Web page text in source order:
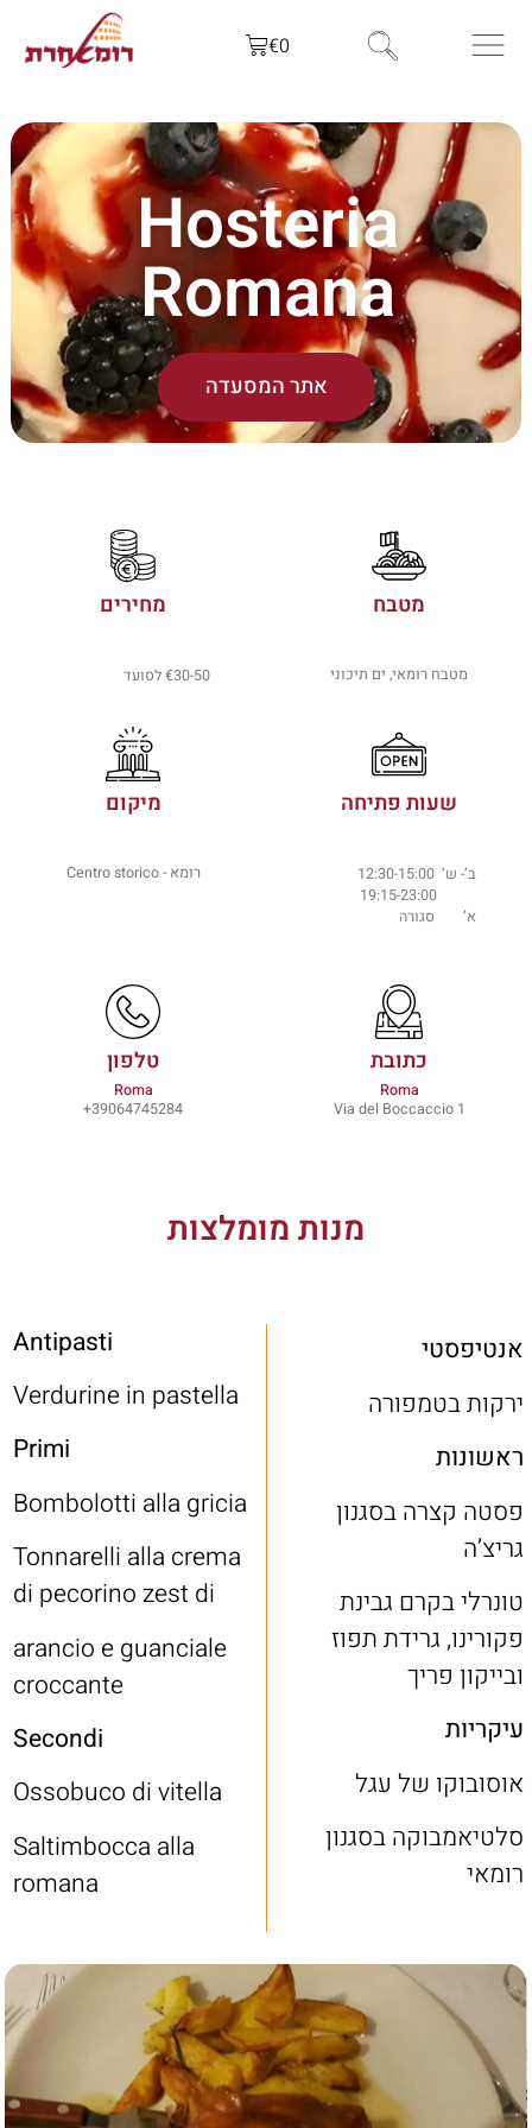
€0
Hosteria
Romana
אתר המסעדה
מטבח מחירים
מטבח רומאי, ים תיכוני €30-50 לסועד
שעות פתיחה מיקום
ב’- ש’ 12:30-15:00
א’ סגורה
רומא - Centro storico
כתובת
Roma
Via del Boccaccio 1
טלפון
Roma
39064745284+
מנות מומלצות
אנטיפסטי
ירקות בטמפורה
ראשונות
פסטה קצרה בסגנון
גריצ’ה
טונרלי בקרם גבינת
פקורינו, גרידת תפוז
ובייקון פריך
עיקריות
אוסובוקו של עגל
סלטיאמבוקה בסגנון
רומאי
Antipasti
Verdurine in pastella
Primi
Bombolotti alla gricia
Tonnarelli alla crema
di pecorino zest di
arancio e guanciale
croccante
Secondi
Ossobuco di vitella
Saltimbocca alla
romana